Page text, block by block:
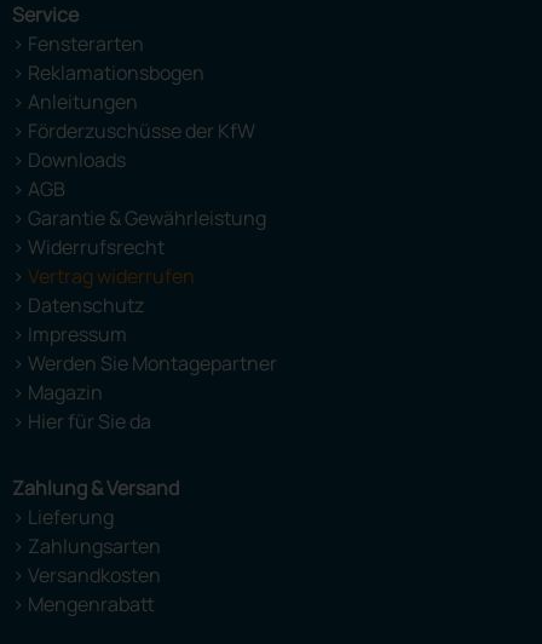
Service
> Fensterarten
> Reklamationsbogen
> Anleitungen
> Förderzuschüsse der KfW
> Downloads
> AGB
> Garantie & Gewährleistung
> Widerrufsrecht
> Vertrag widerrufen
> Datenschutz
> Impressum
> Werden Sie Montagepartner
> Magazin
> Hier für Sie da
Zahlung & Versand
> Lieferung
> Zahlungsarten
> Versandkosten
> Mengenrabatt